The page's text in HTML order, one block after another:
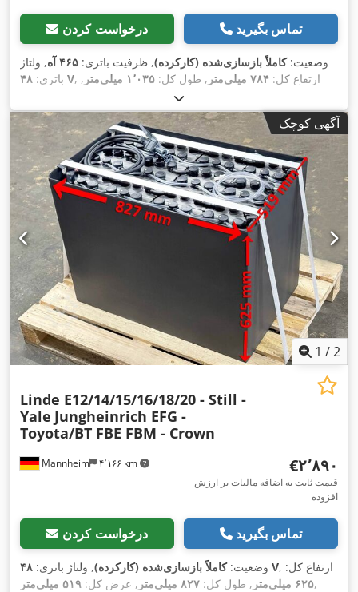
درخواست کردن تماس بگیرید
وضعیت:کاملاً بازسازی‌شده (کارکرده), ظرفیت باتری: ۴۶۵ آه
, ولتاژ
باتری: ۴۸ V , ارتفاع کل: ۷۸۴ میلی‌متر , طول کل: ۱٬۰۳۵ میلی‌متر
,
آگهی کوچک
1 /2
Mannheim ۴٬۱۶۶ km
Linde E12/14/15/16/18/20 - Still -
Yale Jungheinrich EFG -
Toyota/BT FBE FBM - Crown
‎€۲٬۸۹۰
قیمت ثابت به اضافه مالیات بر ارزش
افزوده
درخواست کردن تماس بگیرید
وضعیت:کاملاً بازسازی‌شده (کارکرده), ولتاژ باتری: ۴۸ V , ارتفاع کل:
۶۲۵ میلی‌متر
, طول کل: ۸۲۷ میلی‌متر , عرض کل: ۵۱۹ میلی‌متر ,